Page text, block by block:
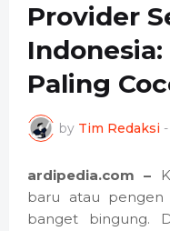
Provider
Paling
by Tim Redaksi -
ardipedia.com –
baru atau pengen
banget bingung.